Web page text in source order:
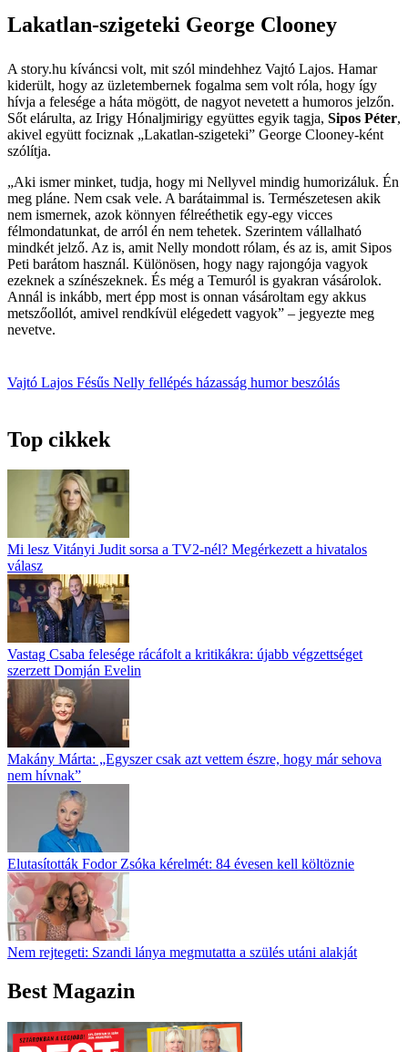
Lakatlan-szigeteki George Clooney
A story.hu kíváncsi volt, mit szól mindehhez Vajtó Lajos. Hamar
kiderült, hogy az üzletembernek fogalma sem volt róla, hogy így
hívja a felesége a háta mögött, de nagyot nevetett a humoros jelzőn.
Sőt elárulta, az Irigy Hónaljmirigy együttes egyik tagja, Sipos Péter,
akivel együtt fociznak „Lakatlan-szigeteki” George Clooney-ként
szólítja.
„Aki ismer minket, tudja, hogy mi Nellyvel mindig humorizáluk. Én
meg pláne. Nem csak vele. A barátaimmal is. Természetesen akik
nem ismernek, azok könnyen félreéthetik egy-egy vicces
félmondatunkat, de arról én nem tehetek. Szerintem vállalható
mindkét jelző. Az is, amit Nelly mondott rólam, és az is, amit Sipos
Peti barátom használ. Különösen, hogy nagy rajongója vagyok
ezeknek a színészeknek. És még a Temuról is gyakran vásárolok.
Annál is inkább, mert épp most is onnan vásároltam egy akkus
metszőollót, amivel rendkívül elégedett vagyok” – jegyezte meg
nevetve.
Vajtó Lajos Fésűs Nelly fellépés házasság humorbeszólás
Top cikkek
Mi lesz Vitányi Judit sorsa a TV2-nél? Megérkezett a hivatalos
válasz
Vastag Csaba felesége rácáfolt a kritikákra: újabb végzettséget
szerzett Domján Evelin
Makány Márta: „Egyszer csak azt vettem észre, hogy már sehova
nem hívnak”
Elutasították Fodor Zsóka kérelmét: 84 évesen kell költöznie
Nem rejtegeti: Szandi lánya megmutatta a szülés utáni alakját
Best Magazin